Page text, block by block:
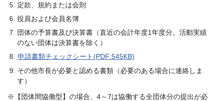
定款、規約または会則
役員および会員名簿
団体の予算書及び決算書（直近の会計年度1年度分。活動実績
のない団体は決算書を除く）
申請書類チェックシート(PDF:545KB)
その他市長が必要と認める書類（必要のある場合に連絡しま
す）
※【団体間協働型】の場合、4～7は協働する全団体分の提出が必